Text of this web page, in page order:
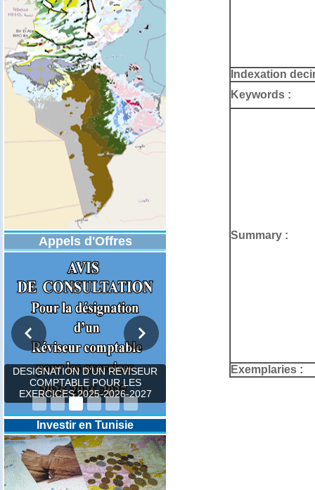
Appels d'Offres
DESIGNATION D’UN REVISEUR
COMPTABLE POUR LES
EXERCICES 2025-2026-2027
Investir en Tunisie
Indexation
Keywords :
Summary :
Exemplaries :